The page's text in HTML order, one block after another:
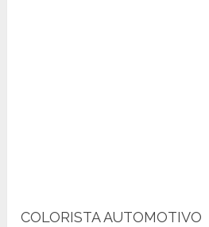
COLORISTA AUTOMOTIVO